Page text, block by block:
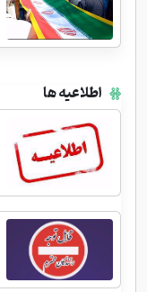
اطلاعیه ها